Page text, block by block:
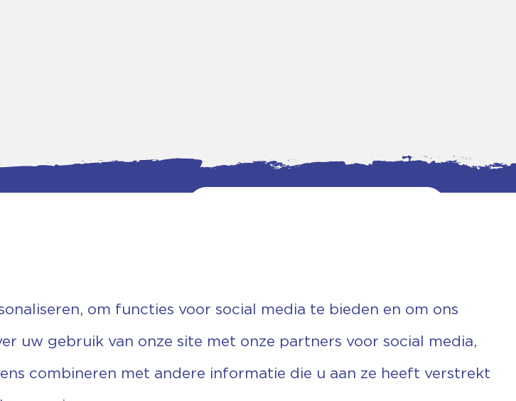
Fiscaal: 819280288
Rek.nr: NL85RABO0127579230
om functies voor social media te bieden en om ons
uw gebruik van onze site met onze partners voor social media,
combineren met andere informatie die u aan ze heeft verstrekt